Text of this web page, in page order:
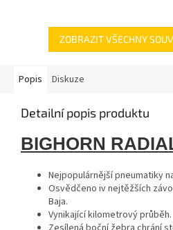
pneumatice...
ZOBRAZIT VŠECHNY
Popis Diskuze
Detailní popis produktu
BIGHORN
Nejpopulárnější pneumatiky
Osvědčeno iv nejtěžších
Baja.
Vynikající kilometrový průběh.